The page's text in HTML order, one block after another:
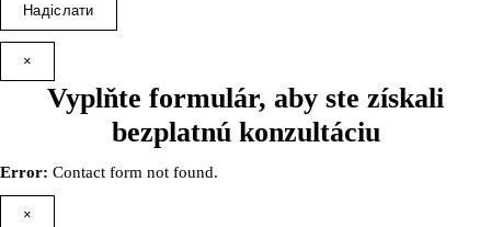
×
Vyplňte formulár, aby ste získali
bezplatnú konzultáciu
Error: Contact form not found.
×